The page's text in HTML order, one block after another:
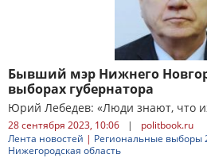
Бывший мэр Нижнего
выборах губернатора
Юрий Лебедев: «Люди знают, что
28 сентября 2023, 10:06 |
politbook.ru
Лента новостей | Региональные выборы
Нижегородская область